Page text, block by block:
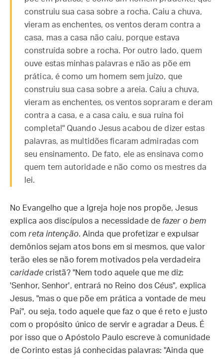
construiu sua casa sobre a rocha. Caiu a chuva,
vieram as enchentes, os ventos deram contra a
casa, mas a casa não caiu, porque estava
construída sobre a rocha. Por outro lado, quem
ouve estas minhas palavras e não as põe em
prática, é como um homem sem juízo, que
construiu sua casa sobre a areia. Caiu a chuva,
vieram as enchentes, os ventos sopraram e deram
contra a casa, e a casa caiu, e sua ruína foi
completa!" Quando Jesus acabou de dizer estas
palavras, as multidões ficaram admiradas com
seu ensinamento. De fato, ele as ensinava como
quem tem autoridade e não como os mestres da
lei.
No Evangelho que a Igreja hoje nos propõe, Jesus
explica aos discípulos a necessidade de fazer o bem
comreta intenção. Ainda que profetizar e expulsar
demônios sejam atos bons em si mesmos, que valor
terão eles se não forem motivados pela verdadeira
caridadecristã? "Nem todo aquele que me diz:
'Senhor, Senhor', entrará no Reino dos Céus", explica
Jesus, "mas o que põe em prática a vontade de meu
Pai", ou seja, todo aquele que faz o que é reto e justo
com o propósito único de servir e agradar a Deus. É
por isso que o Apóstolo Paulo escreve à comunidade
de Corinto estas já conhecidas palavras: "Ainda que